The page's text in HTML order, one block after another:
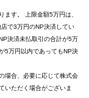
す。 上限金額5万円は、
で3万円のNP決済してい
決済未払取引の合計が5万
5万円以内であってもNP決
場合、必要に応じて株式会
いただく場合がございま